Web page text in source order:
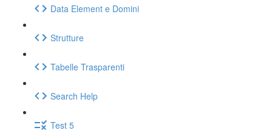
Data Element e Domini
Strutture
Tabelle Trasparenti
Search Help
Test 5